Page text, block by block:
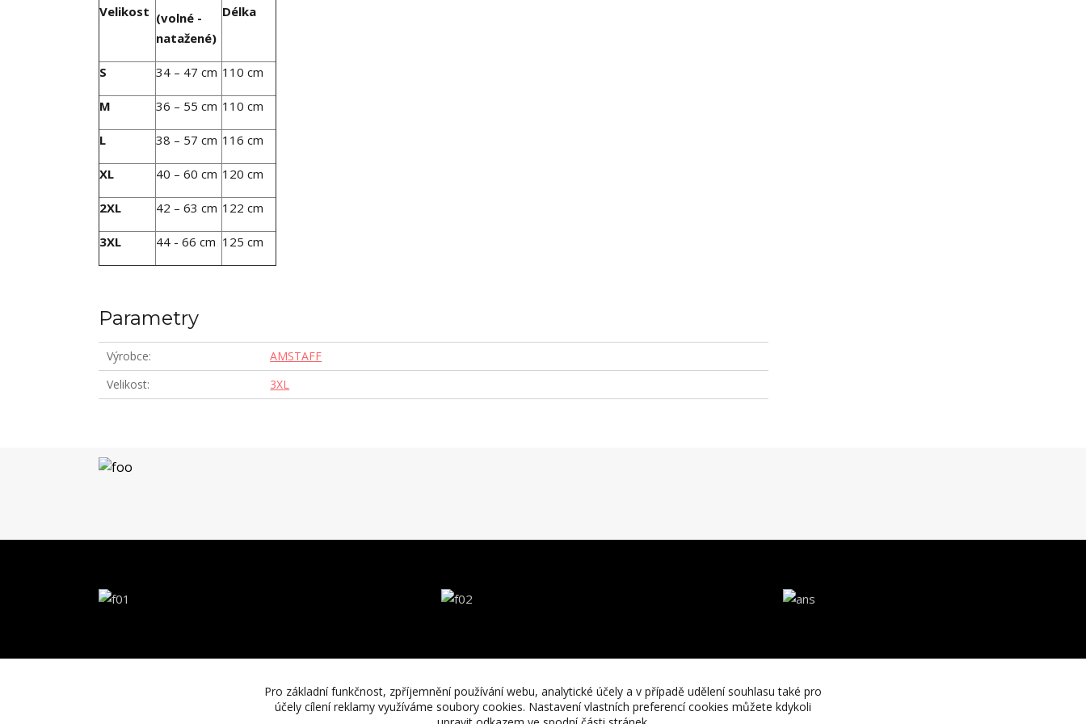
Velikost (volné -
natažené)
Délka
S 34 – 47 cm 110 cm
M 36 – 55 cm 110 cm
L 38 – 57 cm 116 cm
XL 40 – 60 cm 120 cm
2XL 42 – 63 cm 122 cm
3XL 44 - 66 cm 125 cm
Parametry
Výrobce
AMSTAFF
Velikost
3XL
Pro základní funkčnost, zpříjemnění používání webu, analytické účely a v případě udělení souhlasu také pro
účely cílení reklamy využíváme soubory cookies. Nastavení vlastních preferencí cookies můžete kdykoli